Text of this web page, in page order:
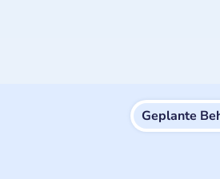
Geplante